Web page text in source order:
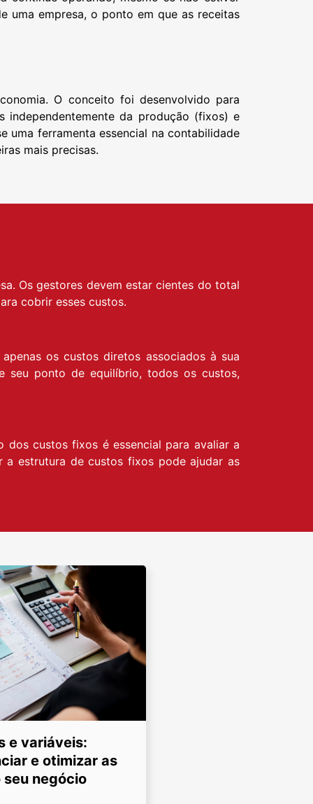
uma empresa, o ponto em que as receitas
O conceito foi desenvolvido para
independentemente da produção (fixos) e
uma ferramenta essencial na contabilidade
mais precisas.
Os gestores devem estar cientes do total
cobrir esses custos.
os custos diretos associados à sua
seu ponto de equilíbrio, todos os custos,
custos fixos é essencial para avaliar a
a estrutura de custos fixos pode ajudar as
e variáveis:
e otimizar as
negócio